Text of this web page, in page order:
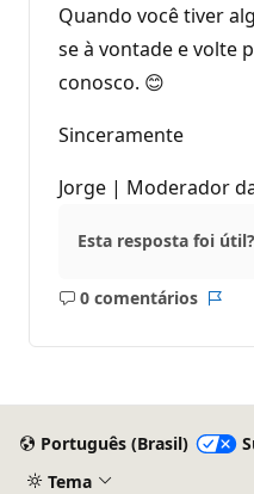
Quando você tiver
se à vontade e volte
conosco. 😊
Sinceramente
Jorge | Moderador
Esta resposta foi útil?
0 comentários
Sem
Português (Brasil)
Tema